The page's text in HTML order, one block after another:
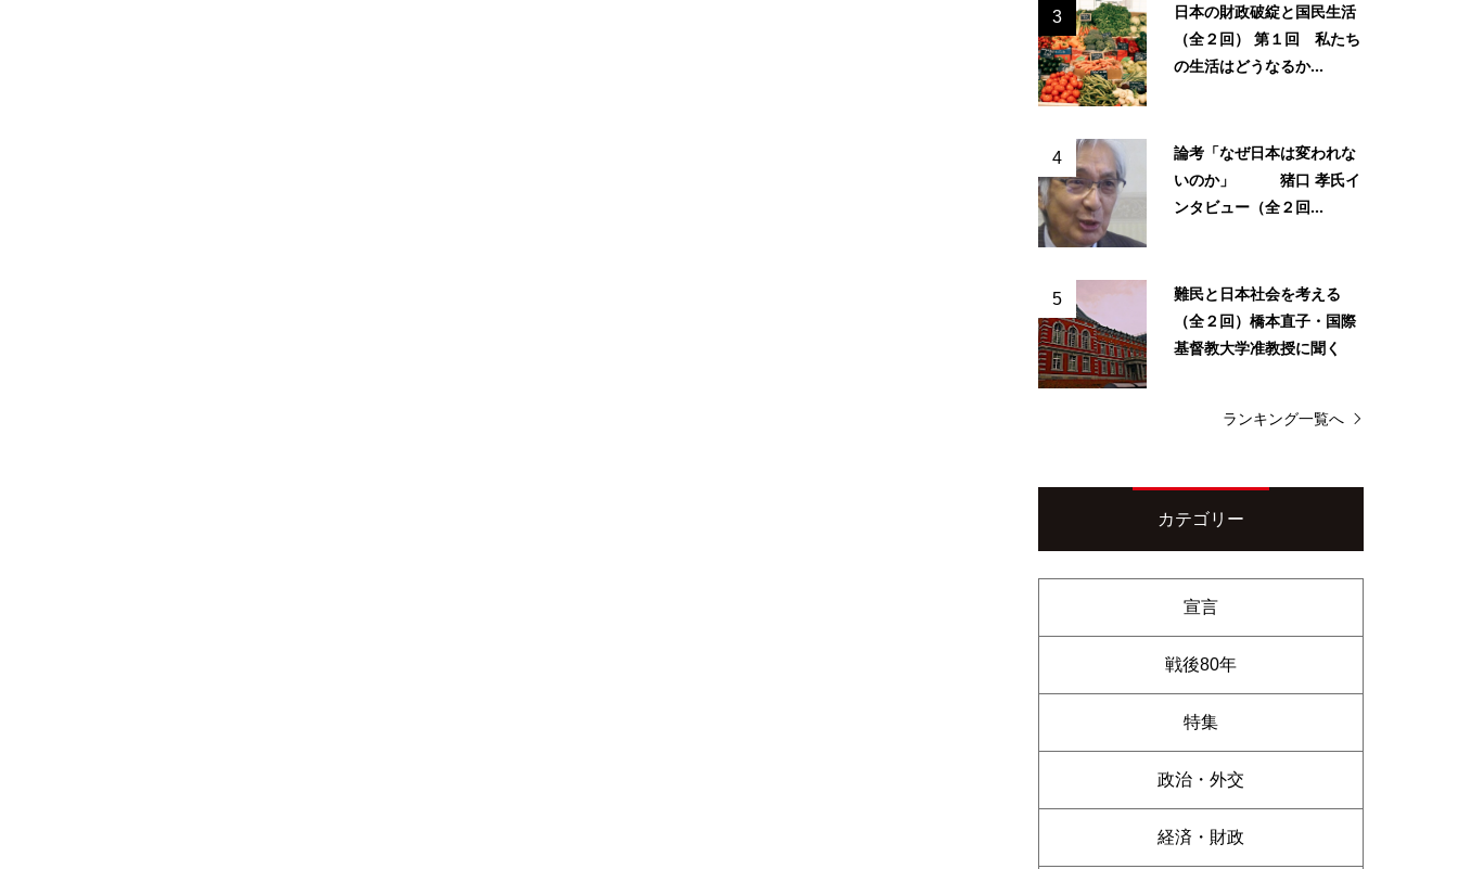
3
日本の財政破綻と国民生活
（全２回） 第１回 私たち
の生活はどうなるか...
4
論考「なぜ日本は変われな
いのか」 猪口 孝氏イ
ンタビュー（全２回...
5
難民と日本社会を考える
（全２回）橋本直子・国際
基督教大学准教授に聞く
ランキング一覧へ
カテゴリー
宣言
戦後80年
特集
政治・外交
経済・財政